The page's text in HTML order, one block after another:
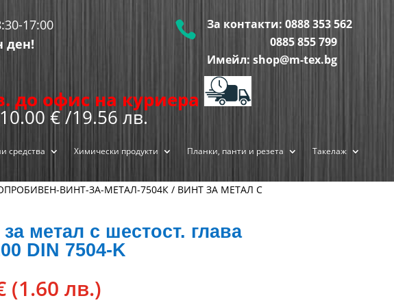
17:00
ден!
 За контакти:0888 353 562
0885 855799
Имейл: shop@m-tex.bg
до офис на куриера
10.00 € /19.56 лв.
средства Химически продукти Планки, панти и резета Такелаж
ВИНТ-ЗА-МЕТАЛ-7504К / ВИНТ ЗА МЕТАЛ С
метал с шестост. глава
DIN 7504-K
(1.60 лв.)